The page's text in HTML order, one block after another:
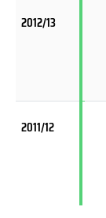
2012/13
2011/12